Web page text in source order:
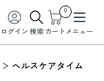
ログイン 検索
0
カート メニュー
ヘルスケアタイム